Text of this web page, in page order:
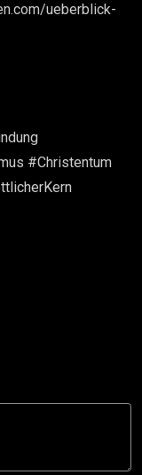
ueberblick-
#Christentum